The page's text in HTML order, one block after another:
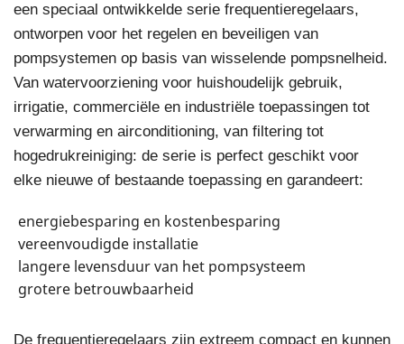
een speciaal ontwikkelde serie frequentieregelaars,
ontworpen voor het regelen en beveiligen van
pompsystemen op basis van wisselende pompsnelheid.
Van watervoorziening voor huishoudelijk gebruik,
irrigatie, commerciële en industriële toepassingen tot
verwarming en airconditioning, van filtering tot
hogedrukreiniging: de serie is perfect geschikt voor
elke nieuwe of bestaande toepassing en garandeert:
energiebesparing en kostenbesparing
vereenvoudigde installatie
langere levensduur van het pompsysteem
grotere betrouwbaarheid
De frequentieregelaars zijn extreem compact en kunnen